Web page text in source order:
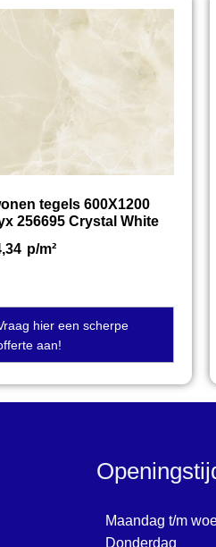
tegels 600X1200
256695 Crystal White
p/m²
hier een scherpe
aan!
Maandag t/m
Donderdag